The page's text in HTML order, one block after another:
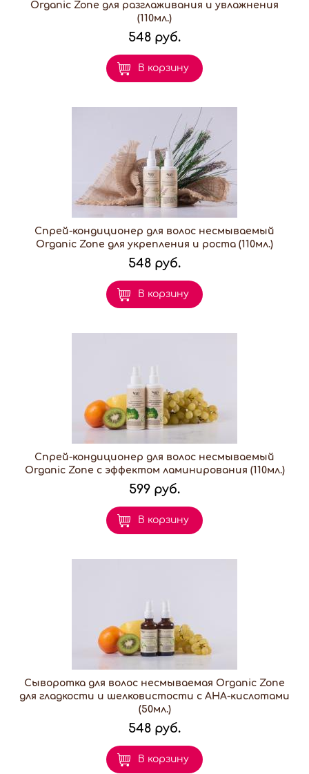
Organic Zone для разглаживания и увлажнения
(110мл.)
548 руб.
В корзину
Спрей-кондиционер для волос несмываемый
Organic Zone для укрепления и роста (110мл.)
548 руб.
В корзину
Спрей-кондиционер для волос несмываемый
Organic Zone с эффектом ламинирования (110мл.)
599 руб.
В корзину
Сыворотка для волос несмываемая Organic Zone
для гладкости и шелковистости с AHA-кислотами
(50мл.)
548 руб.
В корзину